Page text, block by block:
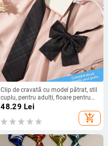
Clip de cravată cu model pătrat, stil
cuplu, pentru adulți, floare pentru
cravată
48.29 Lei
add_shopping_cart